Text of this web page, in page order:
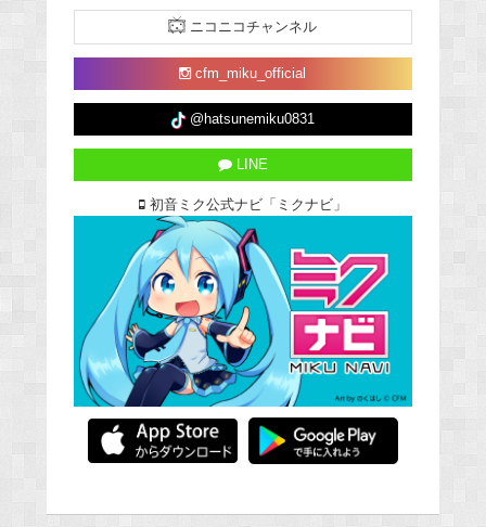
ニコニコチャンネル
cfm_miku_official
@hatsunemiku0831
LINE
初音ミク公式ナビ「ミクナビ」